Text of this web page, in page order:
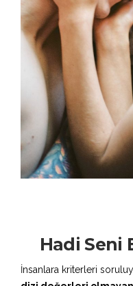
Hadi Seni
İnsanlara kriterleri